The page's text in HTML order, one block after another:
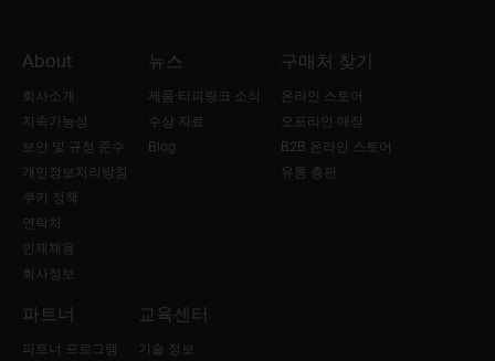
About
회사소개
지속가능성
보안 및 규정 준수
개인정보처리방침
쿠키 정책
연락처
인재채용
회사정보
뉴스
제품·티피링크 소식
수상 자료
Blog
구매처 찾기
온라인 스토어
오프라인 매장
B2B 온라인 스토어
유통 총판
파트너
파트너 프로그램
교육센터
기술 정보